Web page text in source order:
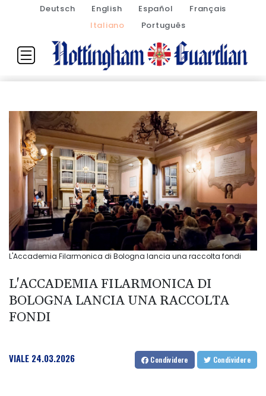
Deutsch English Español
Français
Italiano
Português
L'Accademia Filarmonica di Bologna lancia una raccolta fondi
L'ACCADEMIA FILARMONICA DI
BOLOGNA LANCIA UNA RACCOLTA
FONDI
VIALE 24.03.2026 Condividere Condividere